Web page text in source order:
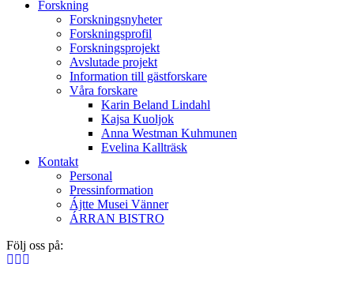
Forskning
Forskningsnyheter
Forskningsprofil
Forskningsprojekt
Avslutade projekt
Information till gästforskare
Våra forskare
Karin Beland Lindahl
Kajsa Kuoljok
Anna Westman Kuhmunen
Evelina Kallträsk
Kontakt
Personal
Pressinformation
Ájtte Musei Vänner
ÁRRAN BISTRO
Följ oss på: